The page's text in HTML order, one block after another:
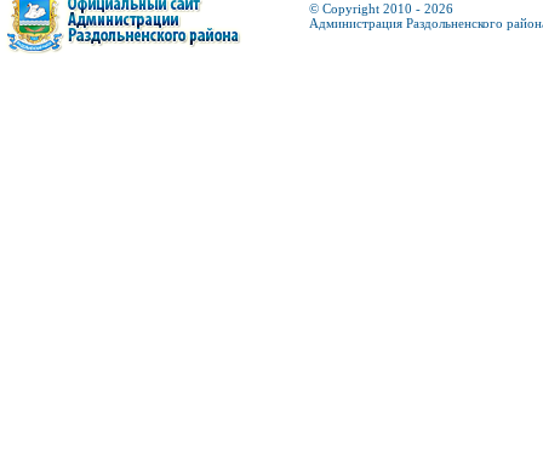
© Copyright 2010 - 2026
Администрация Раздольненского